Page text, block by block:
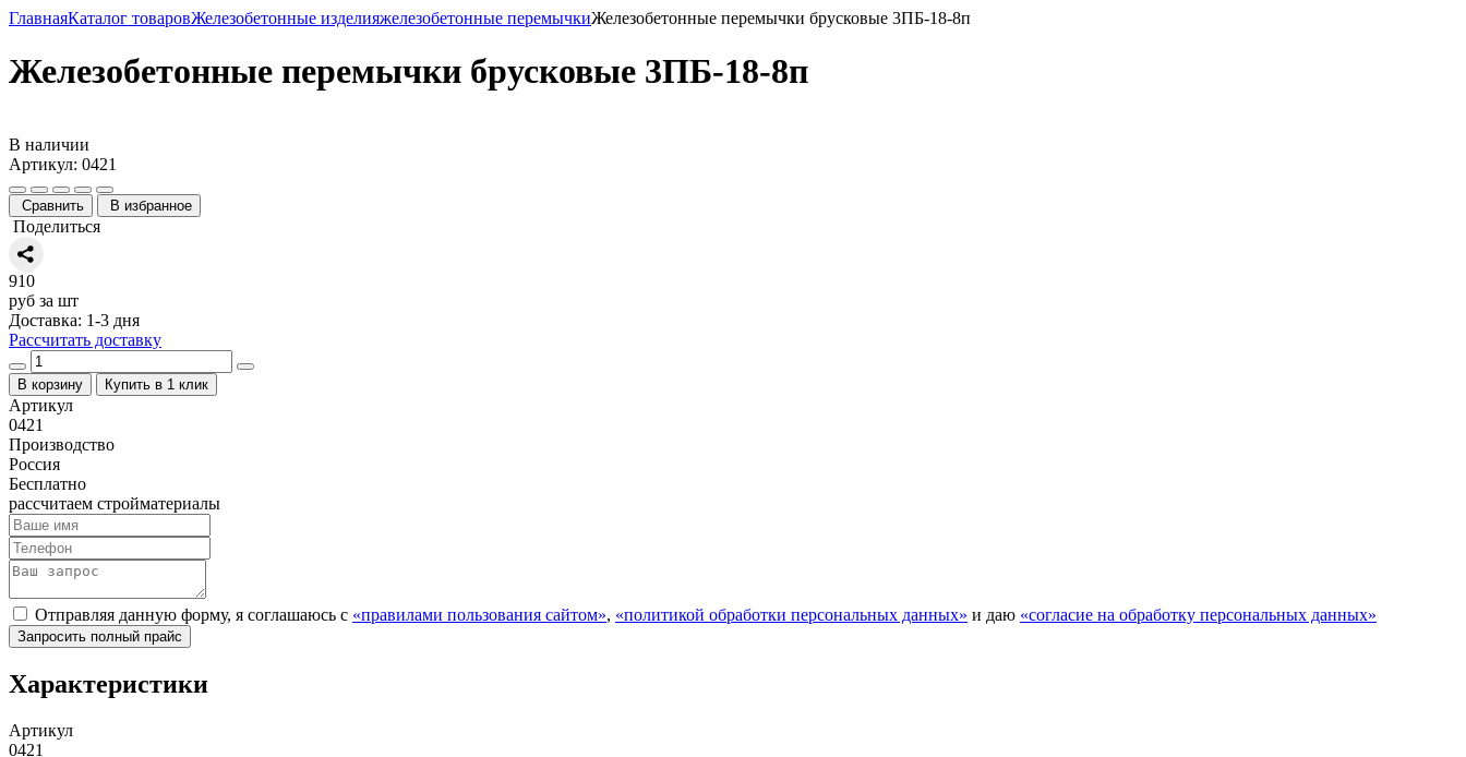
ГлавнаяКаталог товаровЖелезобетонные изделияжелезобетонные перемычкиЖелезобетонные перемычки брусковые 3ПБ-18-8п
Железобетонные перемычки брусковые 3ПБ-18-8п
В наличии
Артикул: 0421
Сравнить В избранное
Поделиться
910
руб за шт
Доставка: 1-3 дня
Рассчитать доставку
В корзину Купить в 1 клик
Артикул
0421
Производство
Россия
Бесплатно
рассчитаем стройматериалы
Отправляя данную форму, я соглашаюсь с «правилами пользования сайтом», «политикой обработки персональных данных» и даю «согласие на обработку персональных данных»
Характеристики
Артикул
0421